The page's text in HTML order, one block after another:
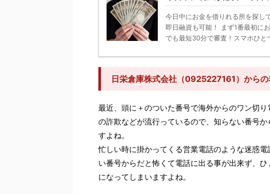
今日中にお金を借りれる所を探し
即日融資も可能！ まず1番最初に
でも最短30分で審査！スマホひと
日栄倉庫株式会社（0925227161）から
最近、頭に＋のついた番号で海外からのワン切
の詐欺などが流行っているので、知らない番号
すよね。
忙しい時に掛かってくる営業電話のような迷惑
い番号からだと怖くて電話に出る事が出来ず、
になってしまいますよね。